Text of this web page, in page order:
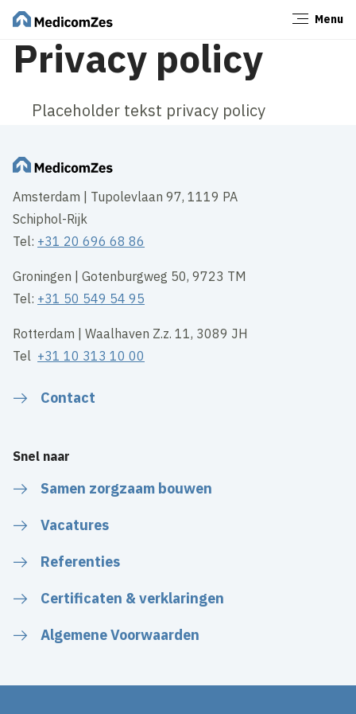
Menu
Privacy policy
Placeholder tekst privacy policy
Amsterdam | Tupolevlaan 97, 1119 PA
Schiphol-Rijk
Tel: +31 20 696 68 86
Groningen | Gotenburgweg 50, 9723 TM
Tel: +31 50 549 54 95
Rotterdam | Waalhaven Z.z. 11, 3089 JH
Tel +31 10 313 10 00
Contact
Snel naar
Samen zorgzaam bouwen
Vacatures
Referenties
Certificaten & verklaringen
Algemene Voorwaarden
Sluiten